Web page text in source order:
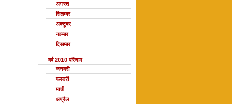
अगस्त
सितम्बर
अक्टूबर
नवम्बर
दिसम्बर
वर्ष 2010 परिणाम
जनवरी
फरवरी
मार्च
अप्रैल